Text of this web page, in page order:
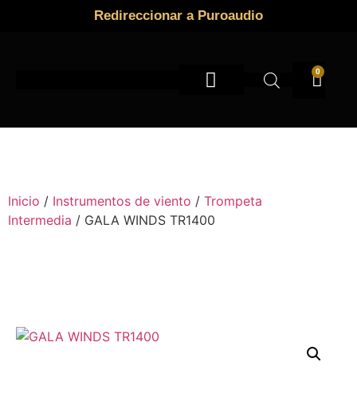
Redireccionar a Puroaudio
0
Inicio / Instrumentos de viento / Trompeta
Intermedia / GALA WINDS TR1400